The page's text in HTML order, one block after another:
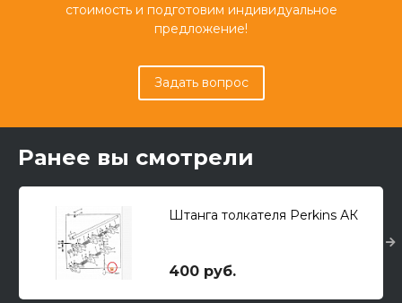
стоимость и подготовим индивидуальное
предложение!
Задать вопрос
Ранее вы смотрели
Штанга толкателя Perkins АК
400 руб.